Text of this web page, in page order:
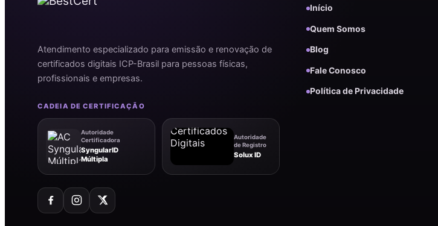
Atendimento especializado para emissão e renovação de
certificados digitais ICP-Brasil para pessoas físicas,
profissionais e empresas.
CADEIA DE CERTIFICAÇÃO
Autoridade
Certificadora
SyngularID
Múltipla
Autoridade
de Registro
Solux ID
Início
Quem Somos
Blog
Fale Conosco
Política de Privacidade